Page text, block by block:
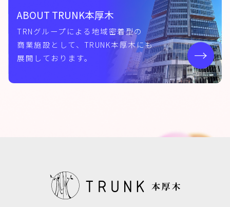
ABOUT TRUNK本厚木
TRNグループによる地域密着型の
商業施設として、 TRUNK本厚木にも
展開しております。